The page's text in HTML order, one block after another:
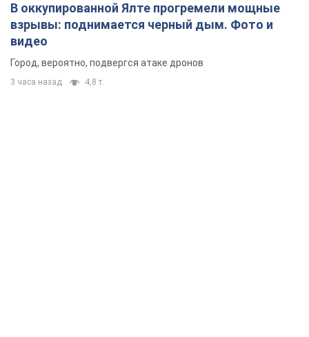
В оккупированной Ялте прогремели мощные
взрывы: поднимается черный дым. Фото и
видео
Город, вероятно, подвергся атаке дронов
3 часа назад 4,8 т.